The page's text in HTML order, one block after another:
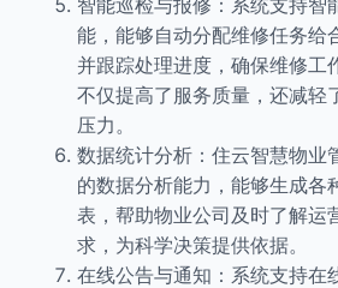
智能巡检与报修：系统支持智
能，能够自动分配维修任务给
并跟踪处理进度，确保维修工
不仅提高了服务质量，还减轻
压力。
数据统计分析：住云智慧物业
的数据分析能力，能够生成各
表，帮助物业公司及时了解运
求，为科学决策提供依据。
在线公告与通知：系统支持在